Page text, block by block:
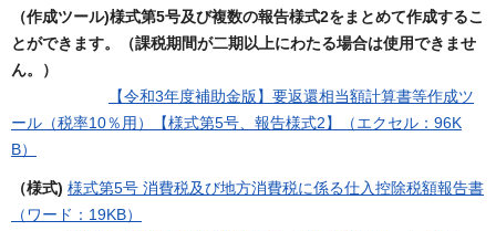
（作成ツール)様式第5号及び複数の報告様式2をまとめて作成するこ
とができます。（課税期間が二期以上にわたる場合は使用できませ
ん。）
【令和3年度補助金版】要返還相当額計算書等作成ツ
ール（税率10％用）【様式第5号、報告様式2】（エクセル：96K
B）
（様式) 様式第5号 消費税及び地方消費税に係る仕入控除税額報告書
（ワード：19KB）